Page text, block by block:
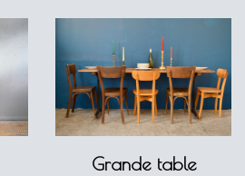
Grande table